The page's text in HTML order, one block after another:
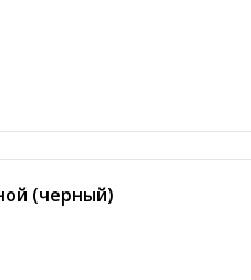
(черный)